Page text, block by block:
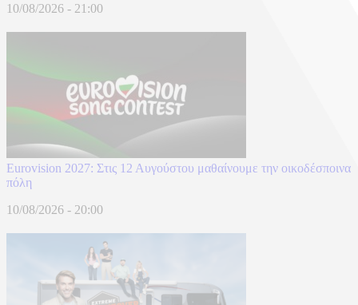
10/08/2026 - 21:00
Eurovision 2027: Στις 12 Αυγούστου μαθαίνουμε την οικοδέσποινα
πόλη
10/08/2026 - 20:00